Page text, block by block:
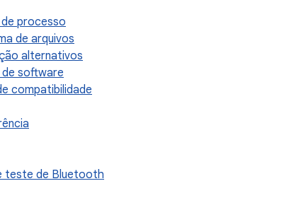
processo
de arquivos
alternativos
software
compatibilidade
teste de Bluetooth